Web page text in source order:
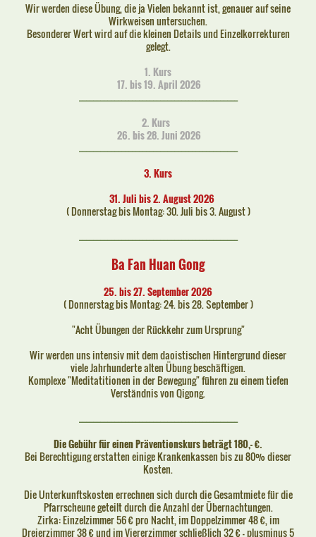
Wir werden diese Übung, die ja Vielen bekannt ist, genauer auf seine
Wirkweisen untersuchen.
Besonderer Wert wird auf die kleinen Details und Einzelkorrekturen
gelegt.
1. Kurs
17. bis 19. April 2026
_____________________________________________
2. Kurs
26. bis 28. Juni 2026
_____________________________________________
3. Kurs
31. Juli bis 2. August 2026
( Donnerstag bis Montag: 30. Juli bis 3. August )
_____________________________________________
Ba Fan Huan Gong
25. bis 27. September 2026
( Donnerstag bis Montag: 24. bis 28. September )
"Acht Übungen der Rückkehr zum Ursprung"
Wir werden uns intensiv mit dem daoistischen Hintergrund dieser
viele Jahrhunderte alten Übung beschäftigen.
Komplexe "Meditatitionen in der Bewegung" führen zu einem tiefen
Verständnis von Qigong.
_____________________________________________
Die Gebühr für einen Präventionskurs beträgt 180,- €.
Bei Berechtigung erstatten einige Krankenkassen bis zu 80% dieser
Kosten.
Die Unterkunftskosten errechnen sich durch die Gesamtmiete für die
Pfarrscheune geteilt durch die Anzahl der Übernachtungen.
Zirka: Einzelzimmer 56 € pro Nacht, im Doppelzimmer 48 €, im
Dreierzimmer 38 € und im Viererzimmer schließlich 32 € - plusminus 5